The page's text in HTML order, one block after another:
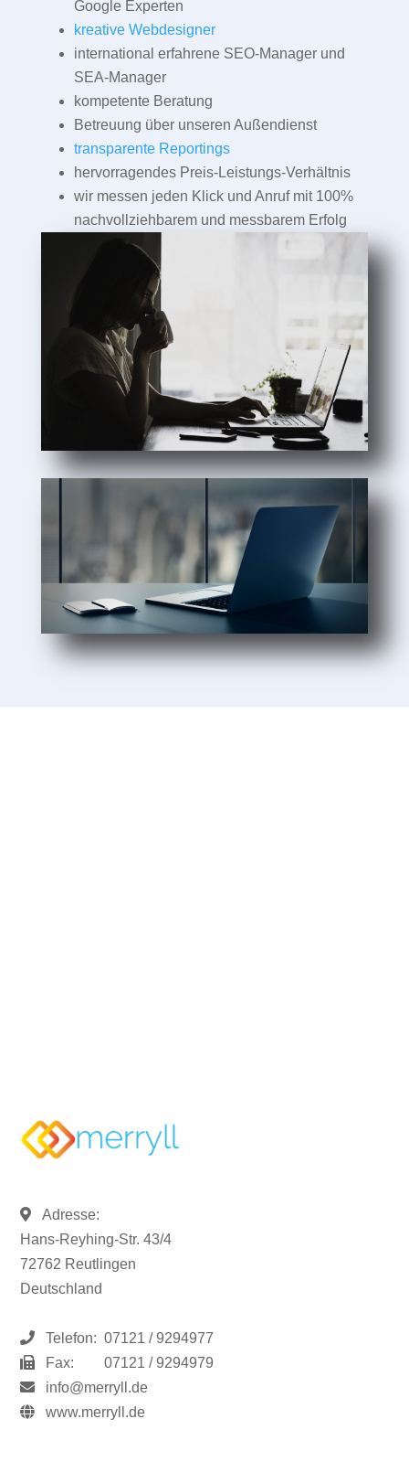
Google Experten
kreative Webdesigner
international erfahrene SEO-Manager und
SEA-Manager
kompetente Beratung
Betreuung über unseren Außendienst
transparente Reportings
hervorragendes Preis-Leistungs-Verhältnis
wir messen jeden Klick und Anruf mit 100%
nachvollziehbarem und messbarem Erfolg
Adresse:
Hans-Reyhing-Str. 43/4
72762 Reutlingen
Deutschland
Telefon: 07121 / 9294977
Fax:
07121 / 9294979
info@merryll.de
www.merryll.de